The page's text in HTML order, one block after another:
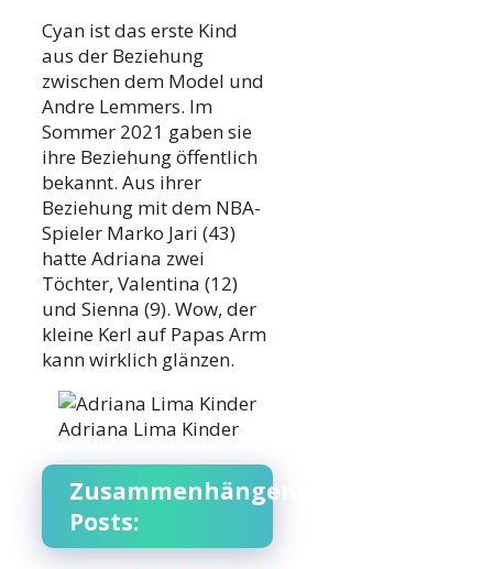
Cyan ist das erste Kind
aus der Beziehung
zwischen dem Model und
Andre Lemmers. Im
Sommer 2021 gaben sie
ihre Beziehung öffentlich
bekannt. Aus ihrer
Beziehung mit dem NBA-
Spieler Marko Jari (43)
hatte Adriana zwei
Töchter, Valentina (12)
und Sienna (9). Wow, der
kleine Kerl auf Papas Arm
kann wirklich glänzen.
Adriana Lima Kinder
Zusammenhängende
Posts: